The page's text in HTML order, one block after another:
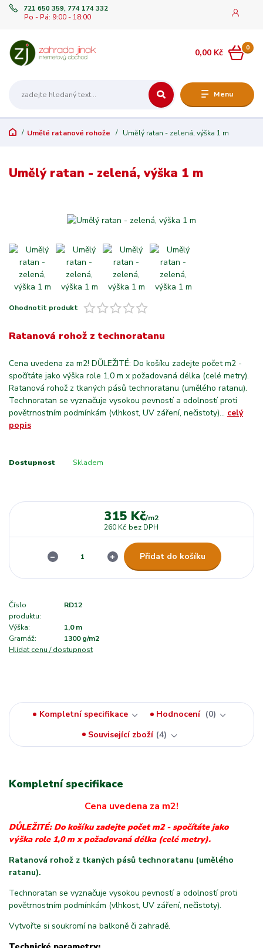
Menu
721 650 359, 774 174 332
Po - Pá: 9:00 - 18:00
0
0,00 Kč
Umělé ratanové rohože Umělý ratan - zelená, výška 1 m
Umělý ratan - zelená, výška 1 m
Ohodnotit produkt
Ratanová rohož z technoratanu
Cena uvedena za m2! DŮLEŽITÉ: Do košíku zadejte počet m2 -
spočítáte jako výška role 1,0 m x požadovaná délka (celé metry).
Ratanová rohož z tkaných pásů technoratanu (umělého ratanu).
Technoratan se vyznačuje vysokou pevností a odolností proti
povětrnostním podmínkám (vlhkost, UV záření, nečistoty)... celý
popis
Dostupnost Skladem
315 Kč/m2
260 Kč bez DPH
Přidat do košíku
Číslo
produktu:
RD12
Výška:
1,0 m
Gramáž:
1300 g/m2
Hlídat cenu / dostupnost
Kompletní specifikace Hodnocení
0
Související zboží 4
Kompletní specifikace
Cena uvedena za m2!
DŮLEŽITÉ: Do košíku zadejte počet m2 - spočítáte jako
výška role 1,0 m x požadovaná délka (celé metry).
Ratanová rohož z tkaných pásů technoratanu (umělého
ratanu).
Technoratan se vyznačuje vysokou pevností a odolností proti
povětrnostním podmínkám (vlhkost, UV záření, nečistoty).
Vytvořte si soukromí na balkoně či zahradě.